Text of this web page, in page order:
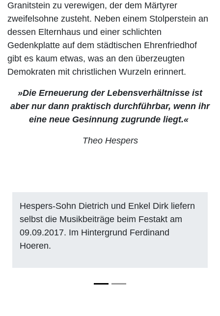
Granitstein zu verewigen, der dem Märtyrer
zweifelsohne zusteht. Neben einem Stolperstein an
dessen Elternhaus und einer schlichten
Gedenkplatte auf dem städtischen Ehrenfriedhof
gibt es kaum etwas, was an den überzeugten
Demokraten mit christlichen Wurzeln erinnert.
»Die Erneuerung der Lebensverhältnisse ist
aber nur dann praktisch durchführbar, wenn ihr
eine neue Gesinnung zugrunde liegt.«
Theo Hespers
Hespers-Sohn Dietrich und Enkel Dirk liefern
selbst die Musikbeiträge beim Festakt am
09.09.2017. Im Hintergrund Ferdinand
Hoeren.